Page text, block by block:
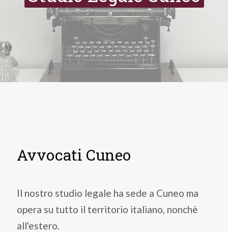
Avvocati Cuneo
Il nostro studio legale ha sede a Cuneo ma
opera su tutto il territorio italiano, nonchè
all'estero.